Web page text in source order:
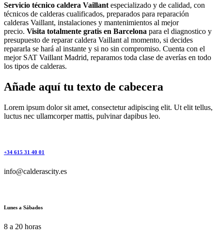
Servicio técnico caldera Vaillant especializado y de calidad, con
técnicos de calderas cualificados, preparados para reparación
calderas Vaillant, instalaciones y mantenimientos al mejor
precio. Visita totalmente gratis en Barcelona para el diagnostico y
presupuesto de reparar caldera Vaillant al momento, si decides
repararla se hará al instante y si no sin compromiso. Cuenta con el
mejor SAT Vaillant Madrid, reparamos toda clase de averías en todo
los tipos de calderas.
Añade aquí tu texto de cabecera
Lorem ipsum dolor sit amet, consectetur adipiscing elit. Ut elit tellus,
luctus nec ullamcorper mattis, pulvinar dapibus leo.
+34 615 31 40 01
info@calderascity.es
Lunes a Sábados
8 a 20 horas